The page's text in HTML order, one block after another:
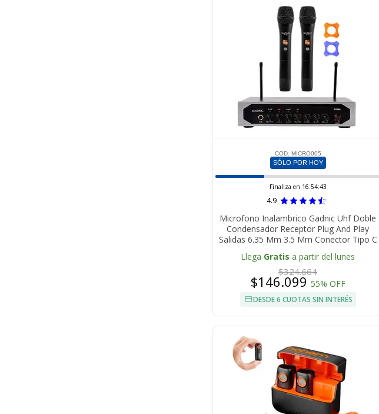
COD. MICRO005
SÓLO POR HOY
Finaliza en:16:54:42
4.9
Microfono Inalambrico Gadnic Uhf Doble
Condensador Receptor Plug And Play
Salidas 6.35 Mm 3.5 Mm Conector Tipo C
Llega Gratis a partir del lunes
$324.664
$146.099 55% OFF
DESDE 6 CUOTAS SIN INTERÉS